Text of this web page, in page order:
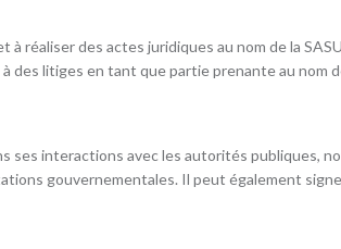
réaliser des actes juridiques au nom de la
des litiges en tant que partie prenante au nom
ses interactions avec les autorités publiques,
gouvernementales. Il peut également